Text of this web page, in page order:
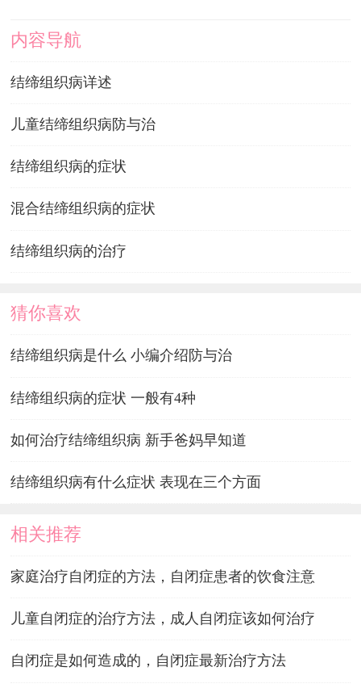
内容导航
结缔组织病详述
儿童结缔组织病防与治
结缔组织病的症状
混合结缔组织病的症状
结缔组织病的治疗
猜你喜欢
结缔组织病是什么 小编介绍防与治
结缔组织病的症状 一般有4种
如何治疗结缔组织病 新手爸妈早知道
结缔组织病有什么症状 表现在三个方面
相关推荐
家庭治疗自闭症的方法，自闭症患者的饮食注意
儿童自闭症的治疗方法，成人自闭症该如何治疗
自闭症是如何造成的，自闭症最新治疗方法